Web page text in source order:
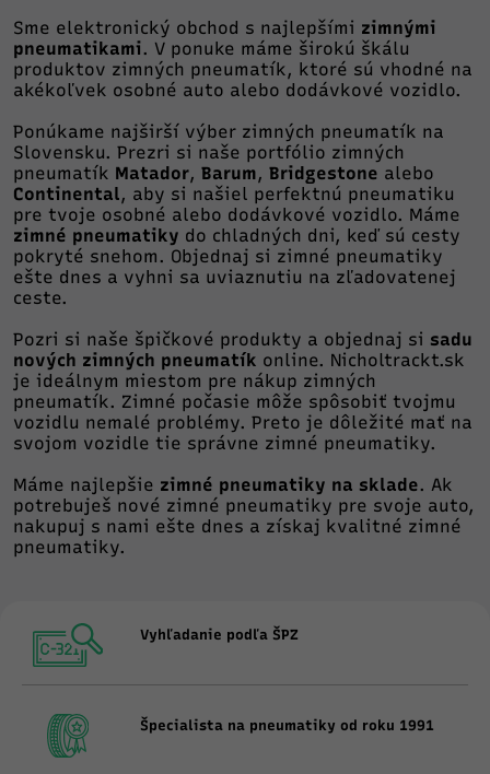
Sme elektronický obchod s najlepšími zimnými
pneumatikami. V ponuke máme širokú škálu
produktov zimných pneumatík, ktoré sú vhodné na
akékoľvek osobné auto alebo dodávkové vozidlo.
Ponúkame najširší výber zimných pneumatík na
Slovensku. Prezri si naše portfólio zimných
pneumatík Matador, Barum, Bridgestone alebo
Continental, aby si našiel perfektnú pneumatiku
pre tvoje osobné alebo dodávkové vozidlo. Máme
zimné pneumatiky do chladných dni, keď sú cesty
pokryté snehom. Objednaj si zimné pneumatiky
ešte dnes a vyhni sa uviaznutiu na zľadovatenej
ceste.
Pozri si naše špičkové produkty a objednaj si sadu
nových zimných pneumatík online. Nicholtrackt.sk
je ideálnym miestom pre nákup zimných
pneumatík. Zimné počasie môže spôsobiť tvojmu
vozidlu nemalé problémy. Preto je dôležité mať na
svojom vozidle tie správne zimné pneumatiky.
Máme najlepšie zimné pneumatiky na sklade. Ak
potrebuješ nové zimné pneumatiky pre svoje auto,
nakupuj s nami ešte dnes a získaj kvalitné zimné
pneumatiky.
Vyhľadanie podľa ŠPZ
Špecialista na pneumatiky od roku 1991